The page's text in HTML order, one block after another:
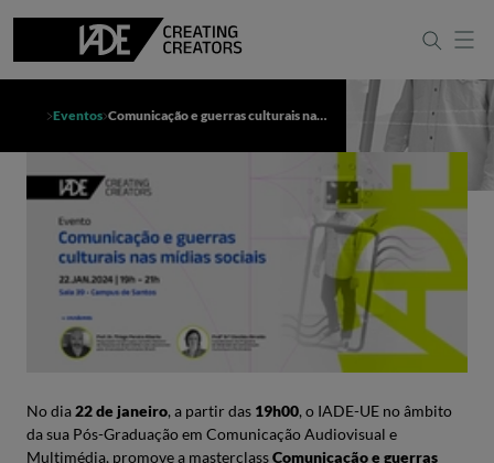
Eventos Comunicação e guerras culturais nas mídias sociais
No dia22 de janeiro, a partir das 19h00, o IADE-UE no âmbito
da sua Pós-Graduação em Comunicação Audiovisual e
Multimédia, promove a masterclassComunicação e guerras